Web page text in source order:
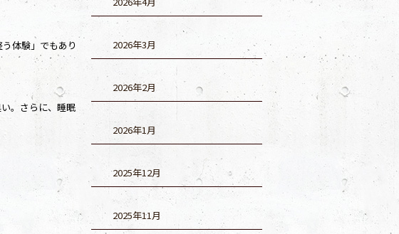
体験」でもあり
。さらに、睡眠
2026年3月
2026年2月
2026年1月
2025年12月
2025年11月